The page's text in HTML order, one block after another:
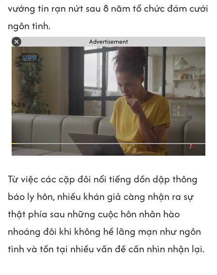
vướng tin rạn nứt sau 8 năm tổ chức đám cưới
ngôn tình.
Advertisement
Từ việc các cặp đôi nổi tiếng dồn dập thông
báo ly hôn, nhiều khán giả càng nhận ra sự
thật phía sau những cuộc hôn nhân hào
nhoáng đôi khi không hề lãng mạn như ngôn
tình và tồn tại nhiều vấn đề cần nhìn nhận lại.